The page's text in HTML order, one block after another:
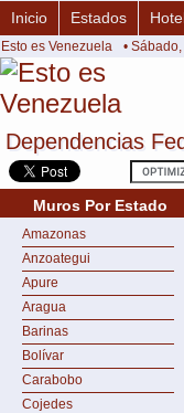
Dependencias
Dependencias
Inicio Estados
Esto es Venezuela •
Muros Por Estado
Amazonas
Anzoategui
Apure
Aragua
Barinas
Bolívar
Carabobo
Cojedes